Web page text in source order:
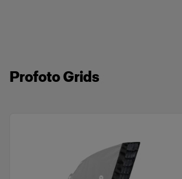
Profoto Grids